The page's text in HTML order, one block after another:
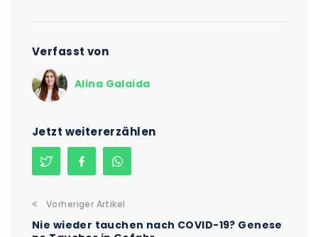
Verfasst von
Alina Galaida
Jetzt weitererzählen
Vorheriger Artikel
Nie wieder tauchen nach COVID-19? Genese